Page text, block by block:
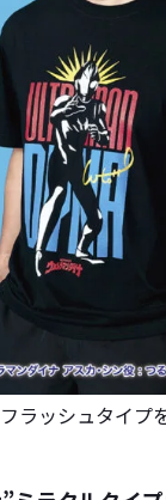
ラッシュタイプ